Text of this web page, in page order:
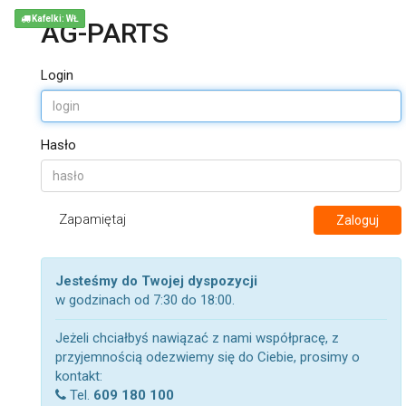
AG-PARTS
Login
Hasło
Zapamiętaj Zaloguj
Jesteśmy do Twojej dyspozycji
w godzinach od 7:30 do 18:00.
Jeżeli chciałbyś nawiązać z nami współpracę, z
przyjemnością odezwiemy się do Ciebie, prosimy o
kontakt:
Tel. 609 180 100
Kafelki: WŁ